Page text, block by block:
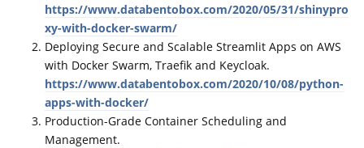
https://www.databentobox.com/2020/05/31/shinypro
xy-with-docker-swarm/
Deploying Secure and Scalable Streamlit Apps on AWS
with Docker Swarm, Traefik and Keycloak.
https://www.databentobox.com/2020/10/08/python-
apps-with-docker/
Production-Grade Container Scheduling and
Management.